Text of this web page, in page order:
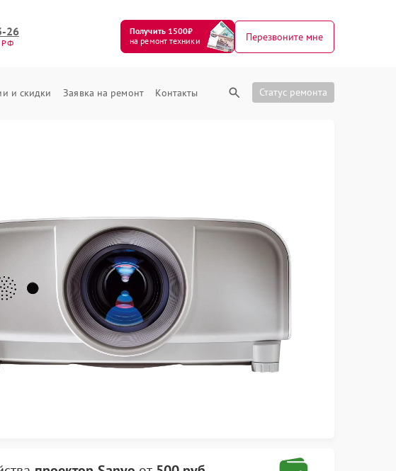
26
РФ
Получить 1500₽
на ремонт техники
Перезвоните мне
и скидки Заявка на ремонт Контакты Статус ремонта